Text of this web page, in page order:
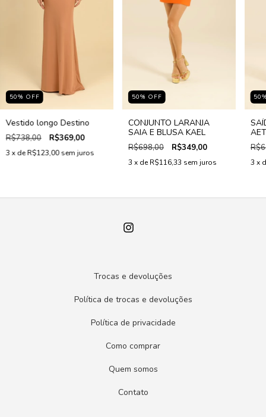
50% OFF
Vestido longo Destino
R$738,00 R$369,00
3 x deR$123,00sem juros
50% OFF
CONJUNTO LARANJA
SAIA E BLUSA KAEL
R$698,00 R$349,00
3 x deR$116,33 sem juros
50
3 x
Trocas e devoluções
Política de trocas e devoluções
Política de privacidade
Como comprar
Quem somos
Contato